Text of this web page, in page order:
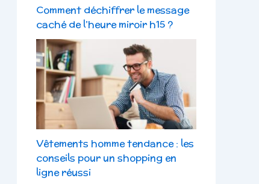
Comment déchiffrer le message
caché de l’heure miroir h15 ?
Vêtements homme tendance : les
conseils pour un shopping en
ligne réussi